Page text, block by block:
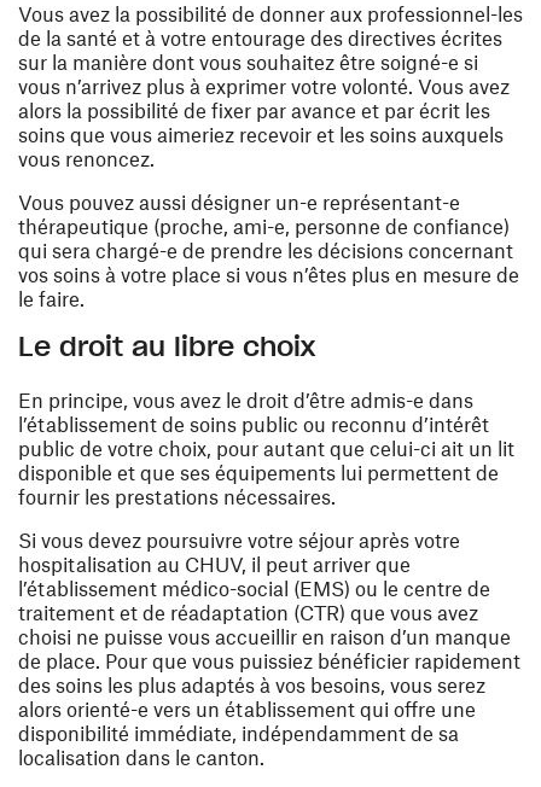
Vous avez la possibilité de donner aux professionnel-les
de la santé et à votre entourage des directives écrites
sur la manière dont vous souhaitez être soigné-e si
vous n’arrivez plus à exprimer votre volonté. Vous avez
alors la possibilité de fixer par avance et par écrit les
soins que vous aimeriez recevoir et les soins auxquels
vous renoncez.
Vous pouvez aussi désigner un-e représentant-e
thérapeutique (proche, ami-e, personne de confiance)
qui sera chargé-e de prendre les décisions concernant
vos soins à votre place si vous n’êtes plus en mesure de
le faire.
Le droit au libre choix
En principe, vous avez le droit d’être admis-e dans
l’établissement de soins public ou reconnu d’intérêt
public de votre choix, pour autant que celui-ci ait un lit
disponible et que ses équipements lui permettent de
fournir les prestations nécessaires.
Si vous devez poursuivre votre séjour après votre
hospitalisation au CHUV, il peut arriver que
l’établissement médico-social (EMS) ou le centre de
traitement et de réadaptation (CTR) que vous avez
choisi ne puisse vous accueillir en raison d’un manque
de place. Pour que vous puissiez bénéficier rapidement
des soins les plus adaptés à vos besoins, vous serez
alors orienté-e vers un établissement qui offre une
disponibilité immédiate, indépendamment de sa
localisation dans le canton.